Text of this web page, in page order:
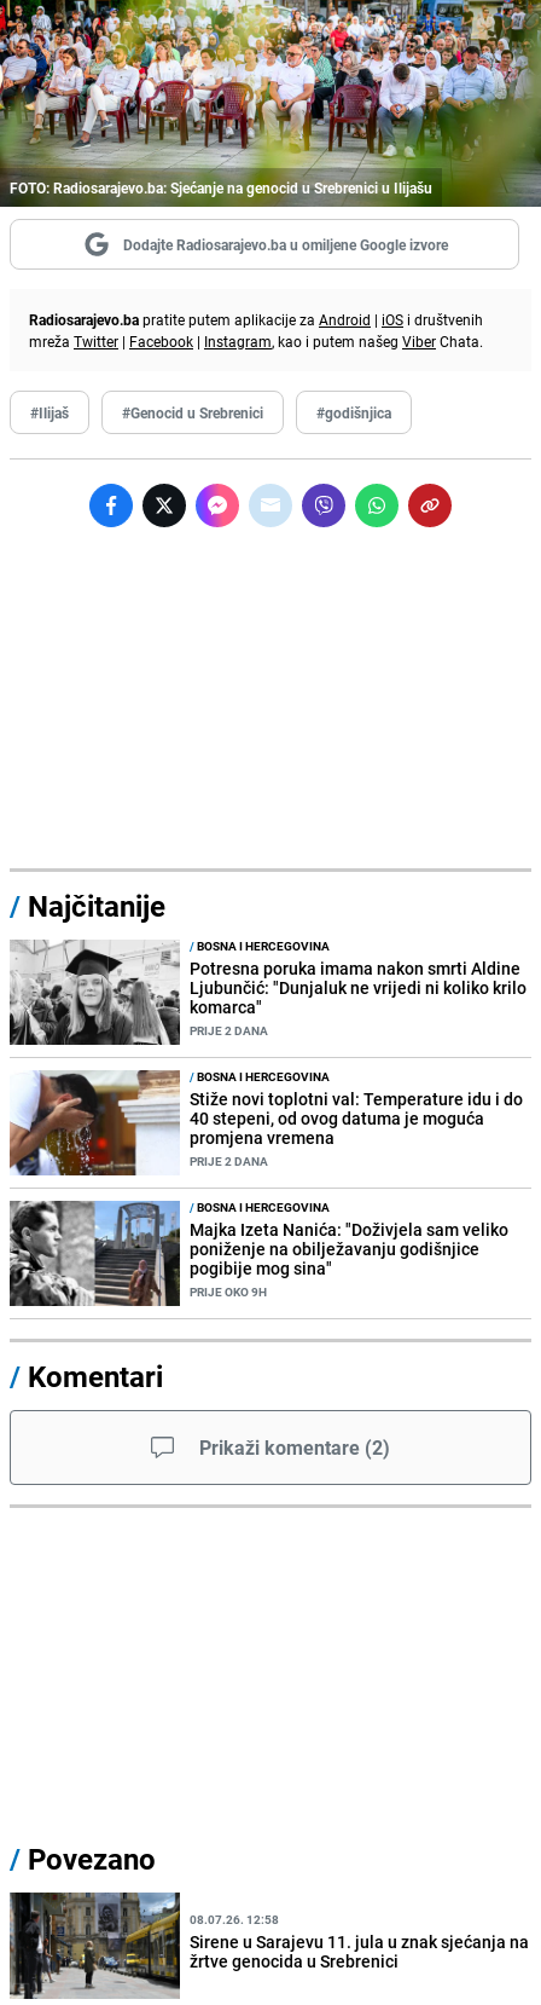
FOTO: Radiosarajevo.ba: Sjećanje na genocid u Srebrenici u Ilijašu
Dodajte Radiosarajevo.ba u omiljene Google izvore
Radiosarajevo.bapratite putem aplikacije za Android | iOS i društvenih
mreža Twitter | Facebook | Instagram, kao i putem našeg ViberChata.
#Ilijaš #Genocid u Srebrenici #godišnjica
/ Najčitanije
/BOSNA I HERCEGOVINA
Potresna poruka imama nakon smrti Aldine
Ljubunčić: "Dunjaluk ne vrijedi ni koliko krilo
komarca"
PRIJE 2 DANA
/BOSNA I HERCEGOVINA
Stiže novi toplotni val: Temperature idu i do
40 stepeni, od ovog datuma je moguća
promjena vremena
PRIJE 2 DANA
/BOSNA I HERCEGOVINA
Majka Izeta Nanića: "Doživjela sam veliko
poniženje na obilježavanju godišnjice
pogibije mog sina"
PRIJE OKO 9H
/ Komentari
Prikaži komentare (2)
/ Povezano
08.07.26. 12:58
Sirene u Sarajevu 11. jula u znak sjećanja na
žrtve genocida u Srebrenici